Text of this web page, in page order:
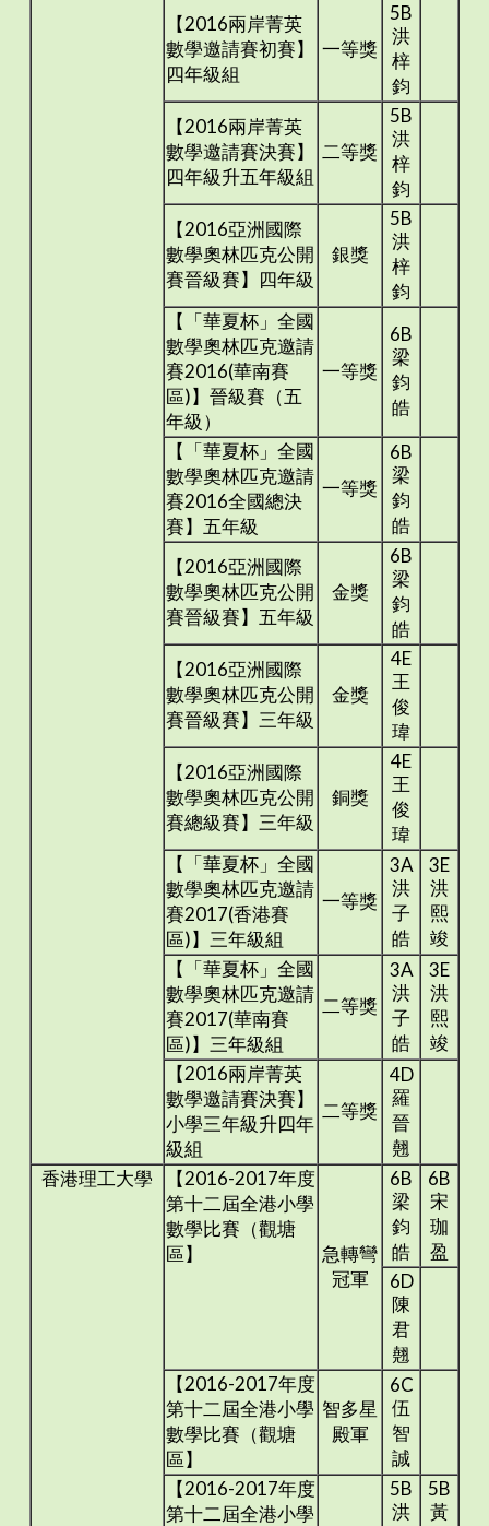
【2016兩岸菁英
數學邀請賽初賽】
四年級組
一等獎
5B
洪
梓
鈞
【2016兩岸菁英
數學邀請賽決賽】
四年級升五年級組
二等獎
5B
洪
梓
鈞
【2016亞洲國際
數學奧林匹克公開
賽晉級賽】四年級
銀獎
5B
洪
梓
鈞
【「華夏杯」全國
數學奧林匹克邀請
賽2016(華南賽
區)】晉級賽（五
年級）
一等獎
6B
梁
鈞
皓
【「華夏杯」全國
數學奧林匹克邀請
賽2016全國總決
賽】五年級
一等獎
6B
梁
鈞
皓
【2016亞洲國際
數學奧林匹克公開
賽晉級賽】五年級
金獎
6B
梁
鈞
皓
【2016亞洲國際
數學奧林匹克公開
賽晉級賽】三年級
金獎
4E
王
俊
瑋
【2016亞洲國際
數學奧林匹克公開
賽總級賽】三年級
銅獎
4E
王
俊
瑋
【「華夏杯」全國
數學奧林匹克邀請
賽2017(香港賽
區)】三年級組
一等獎
3A
洪
子
皓
3E
洪
熙
竣
【「華夏杯」全國
數學奧林匹克邀請
賽2017(華南賽
區)】三年級組
二等獎
3A
洪
子
皓
3E
洪
熙
竣
【2016兩岸菁英
數學邀請賽決賽】
小學三年級升四年
級組
二等獎
4D
羅
晉
翹
香港理工大學
【2016-2017年度
第十二屆全港小學
數學比賽（觀塘
區】
急轉彎
冠軍
6B
梁
鈞
皓
6B
宋
珈
盈
6D
陳
君
翹
【2016-2017年度
第十二屆全港小學
數學比賽（觀塘
區】
智多星
殿軍
6C
伍
智
誠
【2016-2017年度
第十二屆全港小學
5B
洪
5B
黃